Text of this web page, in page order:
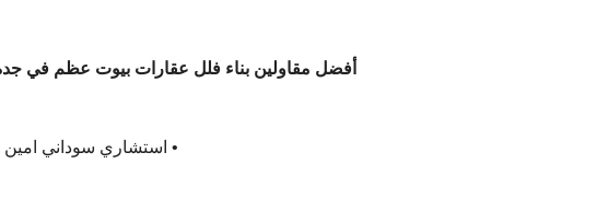
أفضل مقاولين بناء فلل عقارات بيوت عظم في
• استشاري سوداني